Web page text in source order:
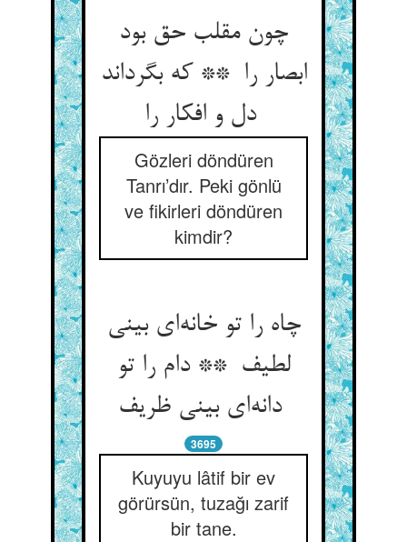
چون مقلب حق بود
ابصار را ** که بگرداند
دل و افکار را
Gözleri döndüren
Tanrı’dır. Peki gönlü
ve fikirleri döndüren
kimdir?
چاه را تو خانه‌ای بینی
لطیف ** دام را تو
دانه‌ای بینی ظریف
3695
Kuyuyu lâtif bir ev
görürsün, tuzağı zarif
bir tane.